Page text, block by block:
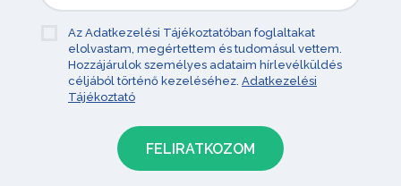
Az Adatkezelési Tájékoztatóban foglaltakat
elolvastam, megértettem és tudomásul vettem.
Hozzájárulok személyes adataim hírlevélküldés
céljából történő kezeléséhez. Adatkezelési
Tájékoztató